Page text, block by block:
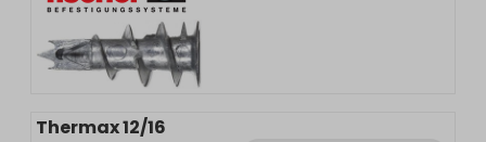
Thermax 12/16